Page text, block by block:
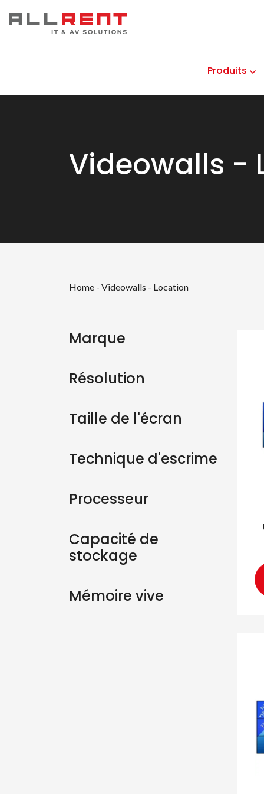
Produits
Videowalls -
Home - Videowalls - Location
Marque
Résolution
Taille de l'écran
Technique d'escrime
Processeur
Capacité de
stockage
Mémoire vive